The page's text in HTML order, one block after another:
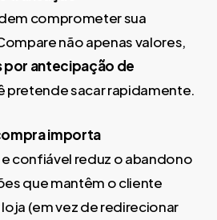
comprometer sua
não apenas valores,
por antecipação de
pretende sacar rapidamente.
importa
confiável reduz o abandono
que mantêm o cliente
(em vez de redirecionar